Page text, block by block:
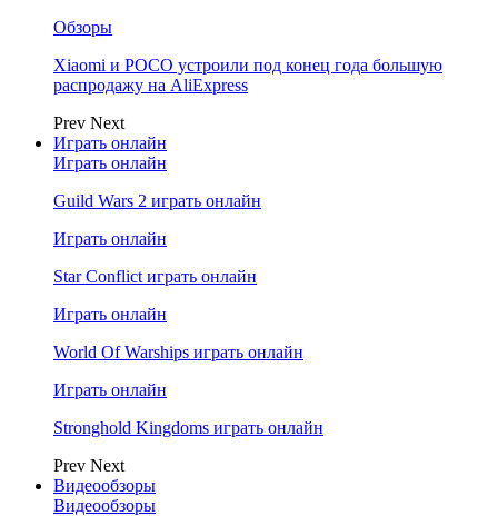
Обзоры
Xiaomi и POCO устроили под конец года большую
распродажу на AliExpress
Prev Next
Играть онлайн
Играть онлайн
Guild Wars 2 играть онлайн
Играть онлайн
Star Conflict играть онлайн
Играть онлайн
World Of Warships играть онлайн
Играть онлайн
Stronghold Kingdoms играть онлайн
Prev Next
Видеообзоры
Видеообзоры